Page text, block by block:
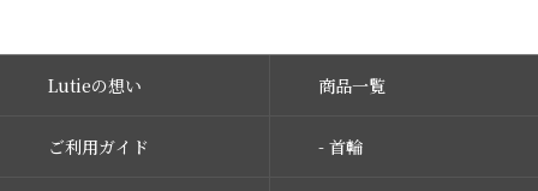
Lutieの想い
ご利用ガイド
商品一覧
- 首輪